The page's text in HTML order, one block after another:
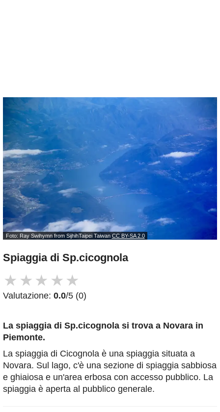
Foto: Ray Swihymn from SijhihTaipei Taiwan CC BY-SA 2.0
Spiaggia di Sp.cicognola
★ ★ ★ ★ ★
Valutazione: 0.0/5 (0)
La spiaggia di Sp.cicognola si trova a Novara in
Piemonte.
La spiaggia di Cicognola è una spiaggia situata a
Novara. Sul lago, c'è una sezione di spiaggia sabbiosa
e ghiaiosa e un'area erbosa con accesso pubblico. La
spiaggia è aperta al pubblico generale.